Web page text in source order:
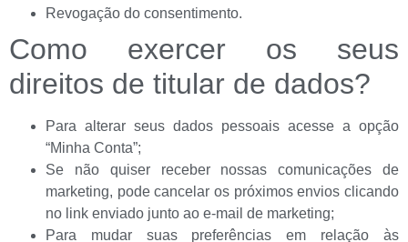
Revogação do consentimento.
Como exercer os seus
direitos de titular de dados?
Para alterar seus dados pessoais acesse a opção
“Minha Conta”;
Se não quiser receber nossas comunicações de
marketing, pode cancelar os próximos envios clicando
no link enviado junto ao e-mail de marketing;
Para mudar suas preferências em relação às